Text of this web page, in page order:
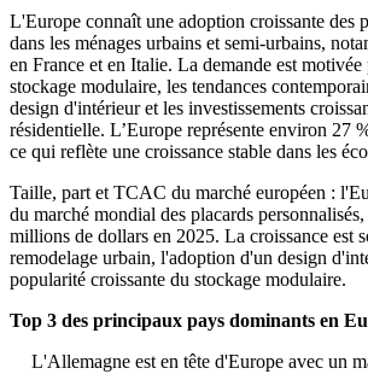
L'Europe connaît une adoption croissante des
dans les ménages urbains et semi-urbains,
en France et en Italie. La demande est motivée
stockage modulaire, les tendances
design d'intérieur et les investissements
résidentielle. L’Europe représente environ 27
ce qui reflète une croissance stable dans les
Taille, part et TCAC du marché européen :
du marché mondial des placards
millions de dollars en 2025. La croissance est
remodelage urbain, l'adoption d'un design
popularité croissante du stockage modulaire.
Top 3 des principaux pays dominants en
L'Allemagne est en tête d'Europe avec un